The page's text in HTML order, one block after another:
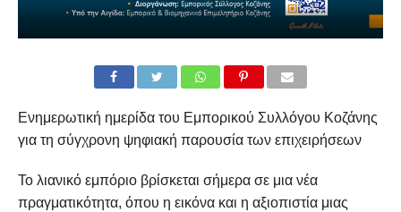
Ενημερωτική ημερίδα του Εμπορικού Συλλόγου Κοζάνης
για τη σύγχρονη ψηφιακή παρουσία των επιχειρήσεων
Το λιανικό εμπόριο βρίσκεται σήμερα σε μια νέα
πραγματικότητα, όπου η εικόνα και η αξιοπιστία μιας